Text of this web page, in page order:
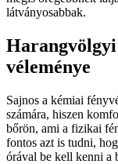
látványosabbak.
véleménye
Sajnos a kémiai
számára, hiszen
bőrön, ami a fizikai
fontos azt is tudni,
órával be kell kenni a